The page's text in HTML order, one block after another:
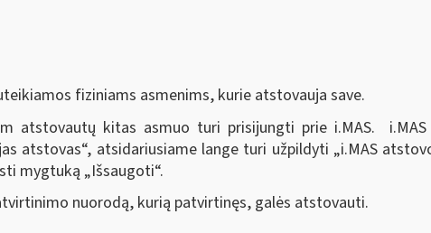
fiziniams asmenims, kurie atstovauja save.
atstovautų kitas asmuo turi prisijungti prie i.MAS.
atstovas“, atsidariusiame lange turi užpildyti „i.MAS
mygtuką „Išsaugoti“.
nuorodą, kurią patvirtinęs, galės atstovauti.